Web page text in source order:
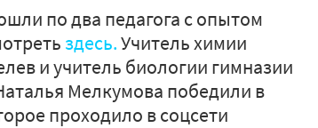
по два педагога с опытом
здесь.Учитель химии
и учитель биологии гимназии
Мелкумова победили в
проходило в соцсети